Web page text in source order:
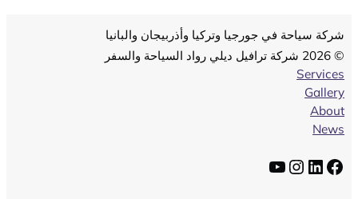
شركة سياحة في جورجيا وتركيا وأذربيجان والبانيا
© 2026 شركة ترافيل ديلي رواد السياحة والسفر
Services
Gallery
About
News
فيسبوك لينكد إن إنستجرام يوتيوب